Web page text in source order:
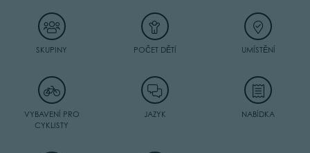
SKUPINY POČET DĚTÍ UMÍSTĚNÍ
VYBAVENÍ PRO
CYKLISTY
JAZYK NABÍDKA